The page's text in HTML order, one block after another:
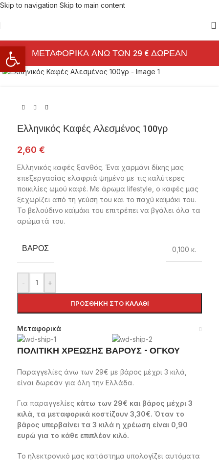
Skip to navigation Skip to main content
ΜΕΤΑΦΟΡΙΚΑ ΑΝΩ ΤΩΝ 29 € ΔΩΡΕΑΝ
Ελληνικός Καφές Αλεσμένος 100γρ
2,60 €
Ελληνικός καφές ξανθός. Ένα χαρμάνι δίκης μας
επεξεργασίας ελαφριά ψημένο με τις καλύτερες
ποικιλίες ωμού καφέ. Με άρωμα lifestyle, o καφές μας
ξεχωρίζει από τη γεύση του και το παχύ καϊμάκι του.
To βελούδινο καϊμάκι του επιτρέπει να βγάλει όλα τα
αρώματά του.
ΒΆΡΟΣ 0,100 κ.
- +
ΠΡΟΣΘΉΚΗ ΣΤΟ ΚΑΛΆΘΙ
Μεταφορικά
ΠΟΛΙΤΙΚΗ ΧΡΕΩΣΗΣ ΒΑΡΟΥΣ - ΟΓΚΟΥ
Παραγγελίες άνω των 29€ με βάρος μέχρι 3 κιλά,
είναι δωρεάν για όλη την Ελλάδα.
Για παραγγελίες κάτω των 29€ και βάρος μέχρι 3
κιλά, τα μεταφορικά κοστίζουν 3,30€. Όταν το
βάρος υπερβαίνει τα 3 κιλά η χρέωση είναι 0,90
ευρώ για το κάθε επιπλέον κιλό.
Το ηλεκτρονικό μας κατάστημα υπολογίζει αυτόματα
Ανοίξτε τη γραμμή εργαλείων